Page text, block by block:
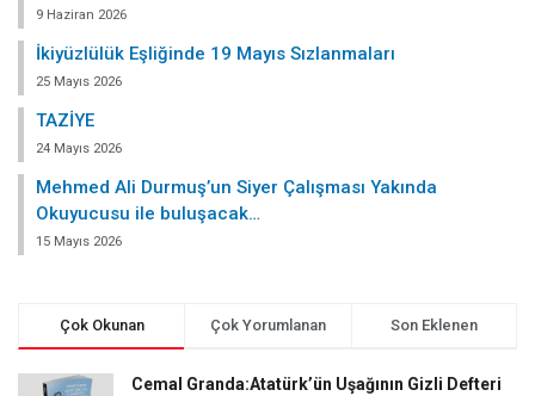
9 Haziran 2026
İkiyüzlülük Eşliğinde 19 Mayıs Sızlanmaları
25 Mayıs 2026
TAZİYE
24 Mayıs 2026
Mehmed Ali Durmuş’un Siyer Çalışması Yakında
Okuyucusu ile buluşacak…
15 Mayıs 2026
Çok Okunan Çok Yorumlanan Son Eklenen
Cemal Granda:Atatürk’ün Uşağının Gizli Defteri